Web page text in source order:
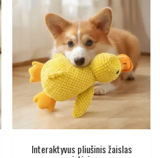
Interaktyvus pliušinis žaislas